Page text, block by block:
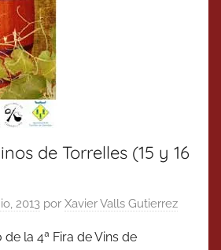
de Torrelles (15 y 16
2013 por Xavier Valls Gutierrez
la 4ª Fira de Vins de